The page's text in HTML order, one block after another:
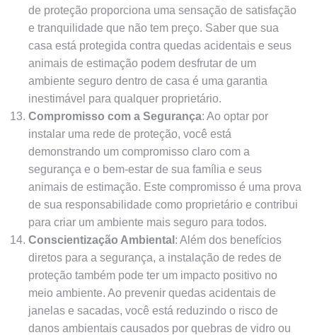
de proteção proporciona uma sensação de satisfação
e tranquilidade que não tem preço. Saber que sua
casa está protegida contra quedas acidentais e seus
animais de estimação podem desfrutar de um
ambiente seguro dentro de casa é uma garantia
inestimável para qualquer proprietário.
Compromisso com a Segurança: Ao optar por
instalar uma rede de proteção, você está
demonstrando um compromisso claro com a
segurança e o bem-estar de sua família e seus
animais de estimação. Este compromisso é uma prova
de sua responsabilidade como proprietário e contribui
para criar um ambiente mais seguro para todos.
Conscientização Ambiental : Além dos benefícios
diretos para a segurança, a instalação de redes de
proteção também pode ter um impacto positivo no
meio ambiente. Ao prevenir quedas acidentais de
janelas e sacadas, você está reduzindo o risco de
danos ambientais causados por quebras de vidro ou